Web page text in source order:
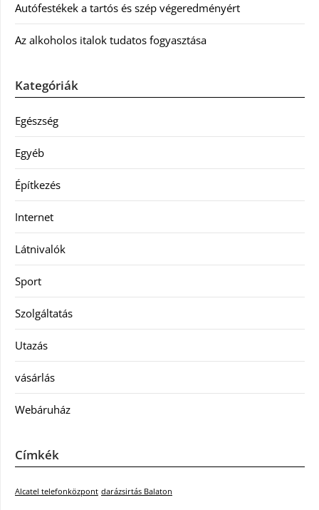
Autófestékek a tartós és szép végeredményért
Az alkoholos italok tudatos fogyasztása
Kategóriák
Egészség
Egyéb
Építkezés
Internet
Látnivalók
Sport
Szolgáltatás
Utazás
vásárlás
Webáruház
Címkék
Alcatel telefonközpont darázsirtás Balaton